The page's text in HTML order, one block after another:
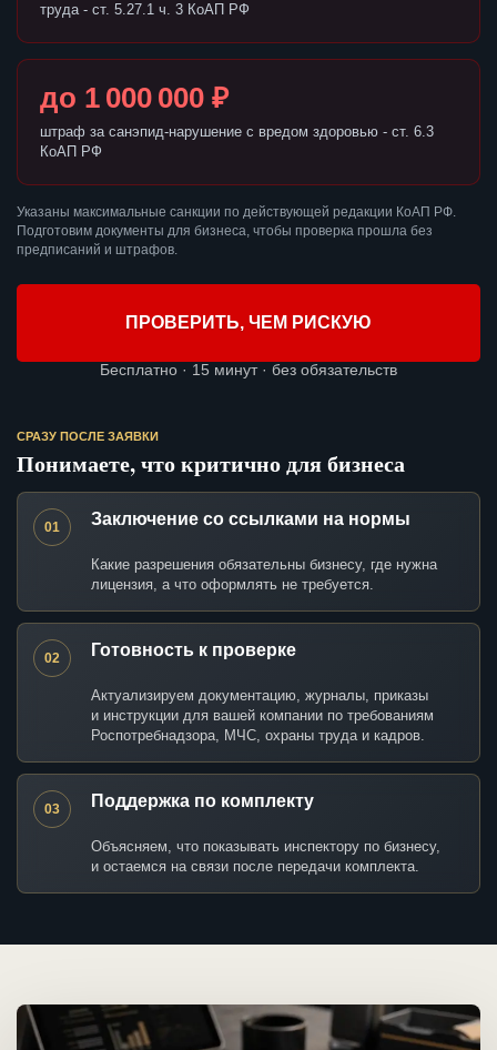
труда - ст. 5.27.1 ч. 3 КоАП РФ
до 1 000 000 ₽
штраф за санэпид-нарушение с вредом здоровью - ст. 6.3
КоАП РФ
Указаны максимальные санкции по действующей редакции КоАП РФ.
Подготовим документы для бизнеса, чтобы проверка прошла без
предписаний и штрафов.
ПРОВЕРИТЬ, ЧЕМ РИСКУЮ
Бесплатно · 15 минут · без обязательств
СРАЗУ ПОСЛЕ ЗАЯВКИ
Понимаете, что критично для бизнеса
01 Заключение со ссылками на нормы
Какие разрешения обязательны бизнесу, где нужна
лицензия, а что оформлять не требуется.
02 Готовность к проверке
Актуализируем документацию, журналы, приказы
и инструкции для вашей компании по требованиям
Роспотребнадзора, МЧС, охраны труда и кадров.
03 Поддержка по комплекту
Объясняем, что показывать инспектору по бизнесу,
и остаемся на связи после передачи комплекта.